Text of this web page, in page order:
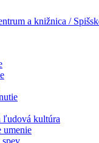
ľudová kultúra
umenie
spev